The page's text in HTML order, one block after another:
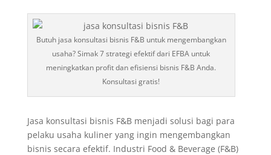
Butuh jasa konsultasi bisnis F&B untuk mengembangkan
usaha? Simak 7 strategi efektif dari EFBA untuk
meningkatkan profit dan efisiensi bisnis F&B Anda.
Konsultasi gratis!
Jasa konsultasi bisnis F&B menjadi solusi bagi para
pelaku usaha kuliner yang ingin mengembangkan
bisnis secara efektif. Industri Food & Beverage (F&B)